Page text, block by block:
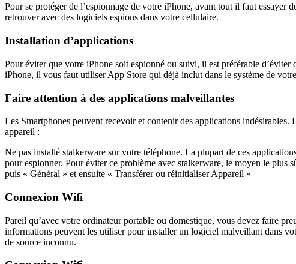
Pour se protéger de l’espionnage de votre iPhone, avant tout il faut essayer
retrouver avec des logiciels espions dans votre cellulaire.
Installation d’applications
Pour éviter que votre iPhone soit espionné ou suivi, il est préférable
iPhone, il vous faut utiliser App Store qui déjà inclut dans le système de
Faire attention à des applications malveillantes
Les Smartphones peuvent recevoir et contenir des applications
appareil :
Ne pas installé stalkerware sur votre téléphone. La plupart de ces
pour espionner. Pour éviter ce problème avec stalkerware, le moyen le plus
puis « Général » et ensuite « Transférer ou réinitialiser Appareil »
Connexion Wifi
Pareil qu’avec votre ordinateur portable ou domestique, vous devez faire
informations peuvent les utiliser pour installer un logiciel malveillant dans
de source inconnu.